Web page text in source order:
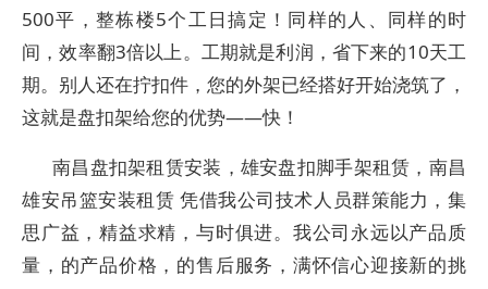
500平，整栋楼5个工日搞定！同样的人、同样的时
间，效率翻3倍以上。工期就是利润，省下来的10天工
期。别人还在拧扣件，您的外架已经搭好开始浇筑了，
这就是盘扣架给您的优势——快！
南昌盘扣架租赁安装，雄安盘扣脚手架租赁，南昌
雄安吊篮安装租赁 凭借我公司技术人员群策能力，集
思广益，精益求精，与时俱进。我公司永远以产品质
量，的产品价格，的售后服务，满怀信心迎接新的挑